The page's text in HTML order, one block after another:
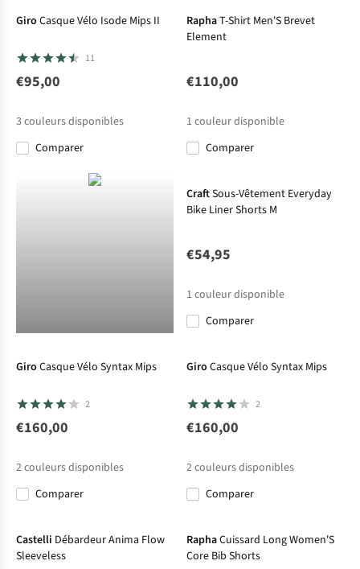
Giro Casque Vélo Isode Mips II
11
€95,00
3couleurs disponibles
Comparer
RaphaT-Shirt Men'S Brevet
Element
€110,00
1 couleur disponible
Comparer
CraftSous-Vêtement Everyday
Bike Liner Shorts M
€54,95
1 couleur disponible
Comparer
Giro Casque Vélo Syntax Mips
2
€160,00
2couleurs disponibles
Comparer
Giro Casque Vélo Syntax Mips
2
€160,00
2couleurs disponibles
Comparer
Castelli Débardeur Anima Flow
Sleeveless
RaphaCuissard Long Women'S
Core Bib Shorts